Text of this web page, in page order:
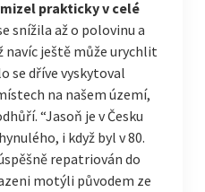
prakticky v celé
snížila až o polovinu a
navíc ještě může urychlit
se dříve vyskytoval
na našem území,
“Jasoň je v Česku
i když byl v 80.
repatriován do
motýli původem ze